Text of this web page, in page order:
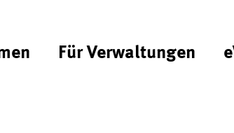
Für Verwaltungen